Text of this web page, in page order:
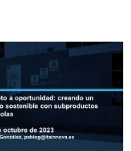
document